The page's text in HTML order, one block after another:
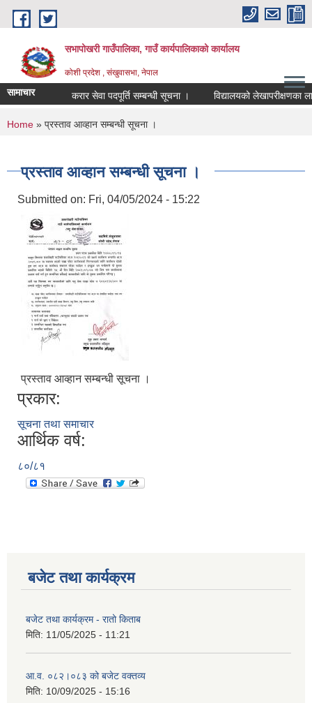
Skip to main content
सभापोखरी गाउँपालिका, गाउँ कार्यपालिकाको कार्यालय
कोशी प्रदेश , संखुवासभा, नेपाल
सामाचार करार सेवा पदपूर्ति सम्बन्धी सूचना ।
You are here
Home » प्रस्ताव आव्हान सम्बन्धी सूचना ।
प्रस्ताव आव्हान सम्बन्धी सूचना ।
Submitted on: Fri, 04/05/2024 - 15:22
प्रस्ताव आव्हान सम्बन्धी सूचना ।
प्रकार:
सूचना तथा समाचार
आर्थिक वर्ष:
८०/८१
बजेट तथा कार्यक्रम
बजेट तथा कार्यक्रम - रातो किताब
मिति: 11/05/2025 - 11:21
आ.व. ०८२।०८३ को बजेट वक्तव्य
मिति: 10/09/2025 - 15:16